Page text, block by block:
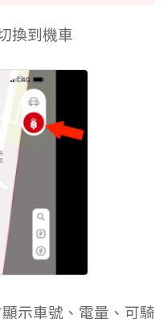
換到機車
示車號、電量、可騎